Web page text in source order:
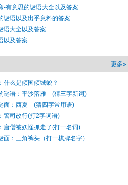
-有意思的谜语大全以及答案
谜语以及出乎意料的答案
语大全以及答案
以及答案
更多»
什么是倾国倾城貌？
谜语：平沙落雁 (猜三字新词)
面：西夏 (猜四字常用语)
警司改行(打2字词语)
唐僧被妖怪抓走了(打一名词)
面：三角裤头（打一棋牌名字）